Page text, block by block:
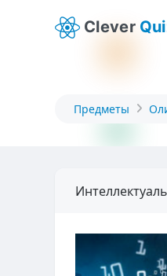
Clever
Предметы